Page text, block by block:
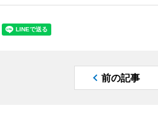
前の記事